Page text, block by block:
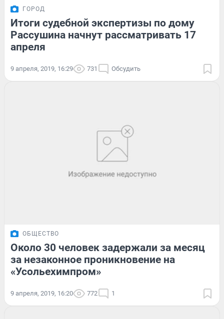
ГОРОД
Итоги судебной экспертизы по дому
Рассушина начнут рассматривать 17
апреля
9 апреля, 2019, 16:29 731 Обсудить
ОБЩЕСТВО
Около 30 человек задержали за месяц
за незаконное проникновение на
«Усольехимпром»
9 апреля, 2019, 16:20 772 1